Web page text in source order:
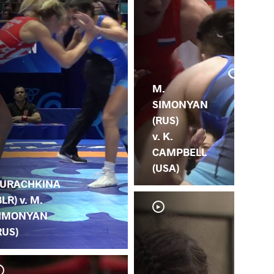
v. M.
M.
SIMONYAN
(RUS)
v. K.
CAMPBELL
(USA)